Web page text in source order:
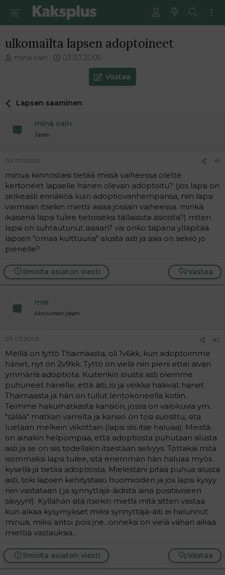
ulkomailta lapsen adoptoineet
V
e
t
n
a
o
i
t
t
a
j
a
minä vain
E
m
i
i
s
t
03.07.2005
Vastaa
Lapsen saaminen
minä vain
Jäsen
03.07.2005 #1
minua kiinnostaisi tietää missä vaiheessa olette
kertoneet lapselle hänen olevan adoptoitu? (jos lapsi on
selkeästi erinäköä kuin adoptiovanhempansa, niin lapsi
varmaan itsekin miettii asiaa jossain vaiheessa. minkä
ikäisenä lapsi tulee tietoiseksi tällaisista asioista?) miten
lapsi on suhtautunut asiaan? vai onko tapana ylläpitää
lapsen "omaa kulttuuria" alusta asti ja asia on selviö jo
pienelle?
Vastaa
Ilmoita asiaton viesti
mie
Aktiivinen jäsen
03.07.2005 #2
Meillä on tyttö Thaimaasta, oli 1v6kk, kun adoptoimme
hänet, nyt on 2v9kk. Tyttö on vielä niin pieni ettei aivan
ymmärrä adoptiota. Kuitenkin alusta asti olemme
puhuneet hänelle, että äiti, isi ja veikka hakivat hänet
Thaimaasta ja hän on tullut lentokoneella kotiin.
Teimme hakumatkasta kansion, jossa on valokuvia ym.
"sälää" matkan varrelta ja kansio on tosi suosittu, sitä
luetaan melkein viikottain (lapsi siis itse haluaa). Meistä
on ainakin helpompaa, että adoptiosta puhutaan alusta
asti ja se on siis todellakin itsestään selvyys. Tottakai mitä
isommaksi lapsi tulee, sitä enemmän hän haluaa myös
kysellä ja tietää adoptiosta. Mielestäni pitää puhua alusta
asti, toki lapsen kehitystaso huomioiden ja jos lapsi kysyy
niin vastataan ( ja synnyttäjä-äidistä aina positiiviseen
sävyyn!). Kyllähän sitä itsekin miettii mitä sitten vastaa
kun alkaa kysymykset miksi synnyttäjä-äiti ei halunnut
minua, miksi antoi pois jne...onneksi on vielä vähän aikaa
miettiä vastauksia...
Vastaa
Ilmoita asiaton viesti